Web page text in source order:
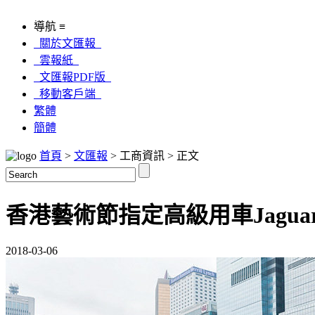
導航 ≡
關於文匯報
雲報紙
文匯報PDF版
移動客戶端
繁體
簡體
首頁 > 文匯報 > 工商資訊 > 正文
香港藝術節指定高級用車
2018-03-06